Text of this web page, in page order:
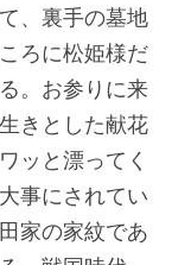
、裏手の墓地
ろに松姫様だ
。お参りに来
きとした献花
ッと漂ってく
事にされてい
家の家紋であ